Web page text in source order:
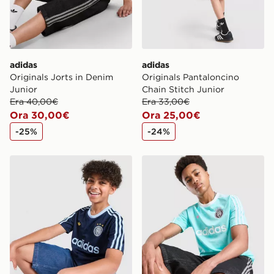
adidas
Originals Jorts in Denim
Junior
Era 40,00€
Ora 30,00€
-25%
adidas
Originals Pantaloncino
Chain Stitch Junior
Era 33,00€
Ora 25,00€
-24%
adidas Originals Maglia Football Junioradidas Originals Maglia